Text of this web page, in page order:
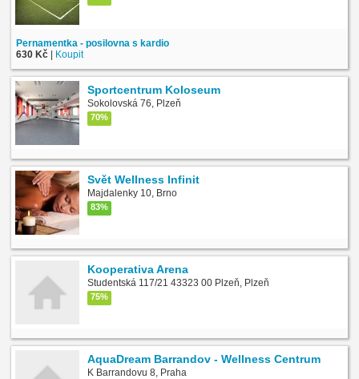
Pernamentka - posilovna s kardio
630 Kč | Koupit
Sportcentrum Koloseum
Sokolovská 76, Plzeň
70%
Svět Wellness Infinit
Majdalenky 10, Brno
83%
Kooperativa Arena
Studentská 117/21 43323 00 Plzeň, Plzeň
75%
AquaDream Barrandov - Wellness Centrum
K Barrandovu 8, Praha